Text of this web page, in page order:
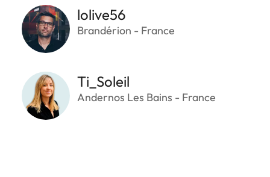
lolive56
Brandérion - France
Ti_Soleil
Andernos Les Bains - France